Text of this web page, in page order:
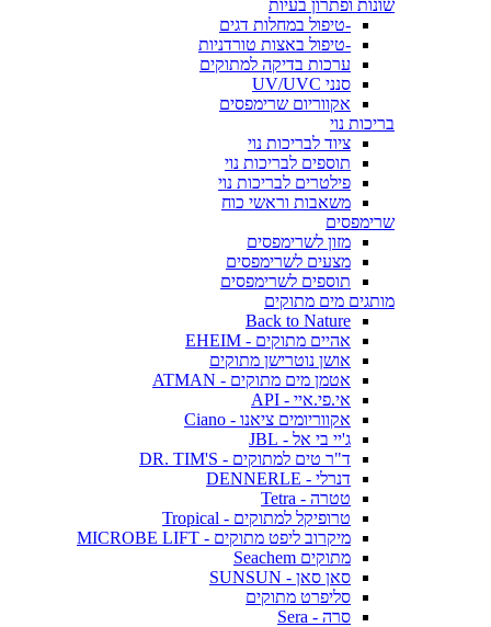
שונות ופתרון בעיות
-טיפול במחלות דגים
-טיפול באצות טורדניות
ערכות בדיקה למתוקים
סנני UV/UVC
אקווריום שרימפסים
בריכות נוי
ציוד לבריכות נוי
תוספים לבריכות נוי
פילטרים לבריכות נוי
משאבות וראשי כוח
שרימפסים
מזון לשרימפסים
מצעים לשרימפסים
תוספים לשרימפסים
מותגים מים מתוקים
Back to Nature
אהיים מתוקים - EHEIM
אושן נוטרישן מתוקים
אטמן מים מתוקים - ATMAN
אי.פי.איי - API
אקווריומים ציאנו - Ciano
ג'יי בי אל - JBL
ד"ר טים למתוקים - DR. TIM'S
דנרלי - DENNERLE
טטרה - Tetra
טרופיקל למתוקים - Tropical
מיקרוב ליפט מתוקים - MICROBE LIFT
מתוקים Seachem
סאן סאן - SUNSUN
סליפרט מתוקים
סרה - Sera